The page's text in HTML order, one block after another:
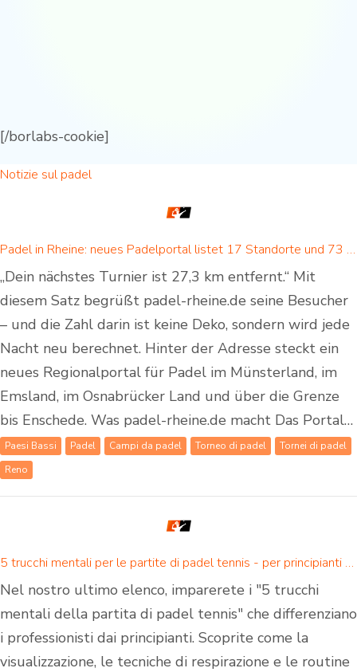
[/borlabs-cookie]
Notizie sul padel
Padel in Rheine: neues Padelportal listet 17 Standorte und 73 Padel-Courts in Rheine und Umgebung
„Dein nächstes Turnier ist 27,3 km entfernt.“ Mit
diesem Satz begrüßt padel-rheine.de seine Besucher
– und die Zahl darin ist keine Deko, sondern wird jede
Nacht neu berechnet. Hinter der Adresse steckt ein
neues Regionalportal für Padel im Münsterland, im
Emsland, im Osnabrücker Land und über die Grenze
bis Enschede. Was padel-rheine.de macht Das Portal…
Paesi Bassi Padel Campi da padel Torneo di padel
Tornei di padel
Reno
5 trucchi mentali per le partite di padel tennis - per principianti e giocatori di padel avanzati
Nel nostro ultimo elenco, imparerete i "5 trucchi
mentali della partita di padel tennis" che differenziano
i professionisti dai principianti. Scoprite come la
visualizzazione, le tecniche di respirazione e le routine